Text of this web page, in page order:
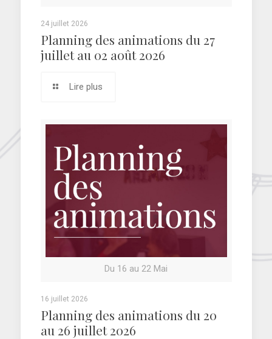
24 juillet 2026
Planning des animations du 27
juillet au 02 août 2026
Lire plus
Du 16 au 22 Mai
16 juillet 2026
Planning des animations du 20
au 26 juillet 2026